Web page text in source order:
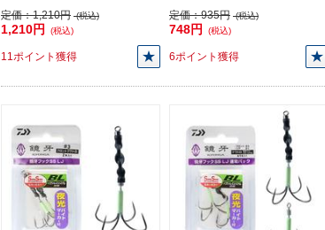
定価：1,210円 (税込)
1,210円 (税込)
11ポイント獲得
定価：935円 (税込)
748円 (税込)
6ポイント獲得